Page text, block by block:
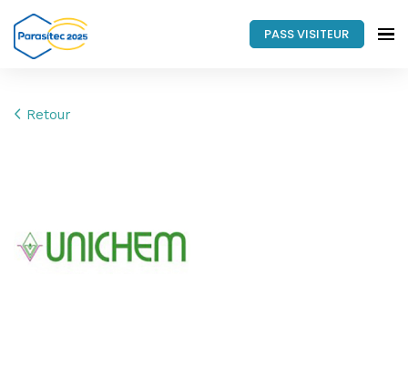
PASS VISITEUR
Retour